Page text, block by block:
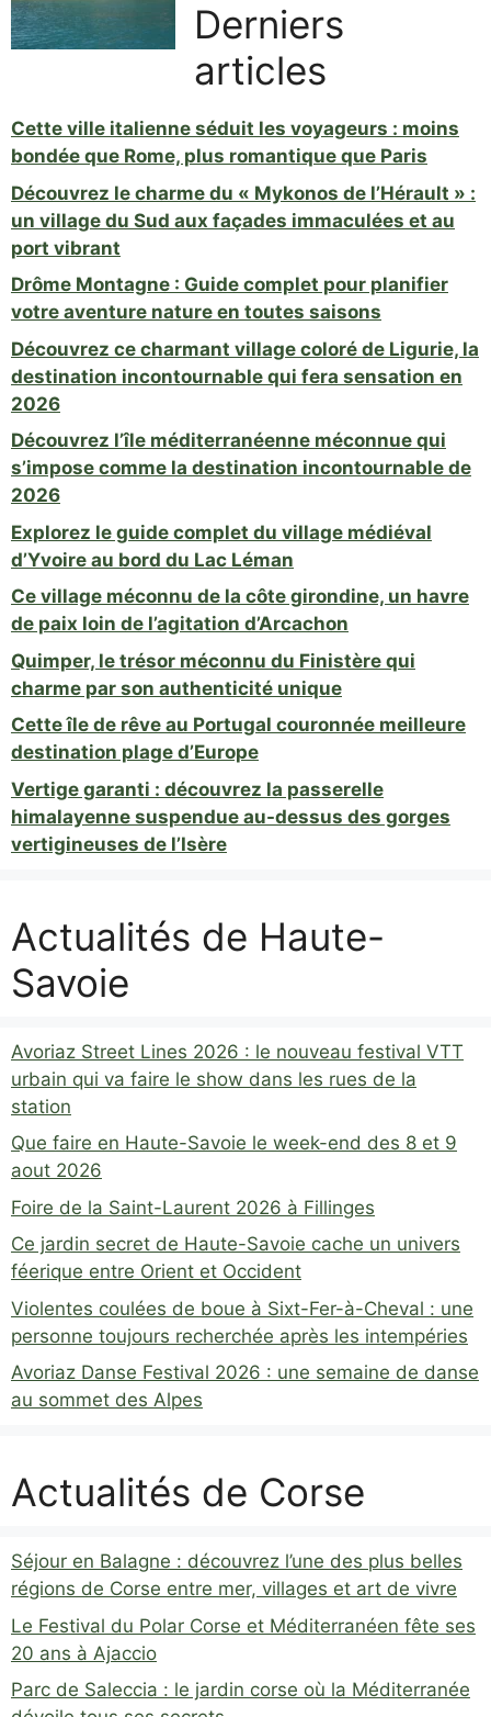
Derniers
articles
Cette ville italienne séduit les voyageurs : moins
bondée que Rome, plus romantique que Paris
Découvrez le charme du « Mykonos de l’Hérault » :
un village du Sud aux façades immaculées et au
port vibrant
Drôme Montagne : Guide complet pour planifier
votre aventure nature en toutes saisons
Découvrez ce charmant village coloré de Ligurie, la
destination incontournable qui fera sensation en
2026
Découvrez l’île méditerranéenne méconnue qui
s’impose comme la destination incontournable de
2026
Explorez le guide complet du village médiéval
d’Yvoire au bord du Lac Léman
Ce village méconnu de la côte girondine, un havre
de paix loin de l’agitation d’Arcachon
Quimper, le trésor méconnu du Finistère qui
charme par son authenticité unique
Cette île de rêve au Portugal couronnée meilleure
destination plage d’Europe
Vertige garanti : découvrez la passerelle
himalayenne suspendue au-dessus des gorges
vertigineuses de l’Isère
Actualités de Haute-
Savoie
Avoriaz Street Lines 2026 : le nouveau festival VTT
urbain qui va faire le show dans les rues de la
station
Que faire en Haute-Savoie le week-end des 8 et 9
aout 2026
Foire de la Saint-Laurent 2026 à Fillinges
Ce jardin secret de Haute-Savoie cache un univers
féerique entre Orient et Occident
Violentes coulées de boue à Sixt-Fer-à-Cheval : une
personne toujours recherchée après les intempéries
Avoriaz Danse Festival 2026 : une semaine de danse
au sommet des Alpes
Actualités de Corse
Séjour en Balagne : découvrez l’une des plus belles
régions de Corse entre mer, villages et art de vivre
Le Festival du Polar Corse et Méditerranéen fête ses
20 ans à Ajaccio
Parc de Saleccia : le jardin corse où la Méditerranée